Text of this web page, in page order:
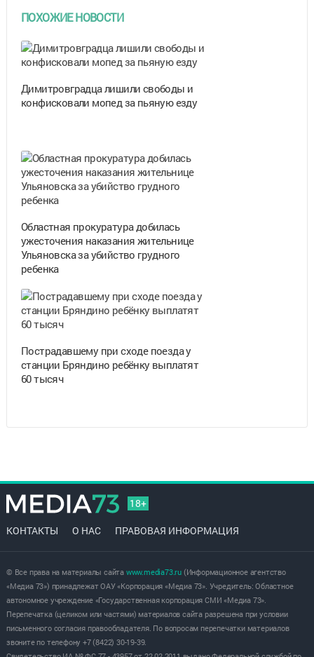
ПОХОЖИЕ НОВОСТИ
Димитровградца лишили свободы и
конфисковали мопед за пьяную езду
Областная прокуратура добилась
ужесточения наказания жительнице
Ульяновска за убийство грудного
ребенка
Пострадавшему при сходе поезда у
станции Бряндино ребёнку выплатят
60 тысяч
18+
КОНТАКТЫ О НАС ПРАВОВАЯ ИНФОРМАЦИЯ
© Все права на материалы сайта www.media73.ru(Информационное агентство
«Медиа 73») принадлежат ОАУ «Корпорация «Медиа 73». Учредитель: Областное
автономное учреждение «Государственная корпорация СМИ «Медиа 73».
Перепечатка (целиком или частями) материалов сайта разрешена при условии
письменного согласия правообладателя. По вопросам перепечатки материалов
звоните по телефону +7 (8422) 30-19-39.